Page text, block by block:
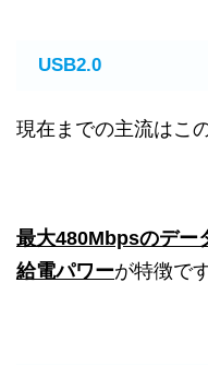
USB2.0
現在までの主流はこ
最大480Mbpsのデー
給電パワーが特徴です